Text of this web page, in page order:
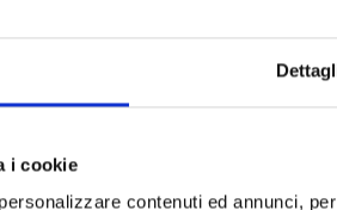
i cookie
contenuti ed annunci,